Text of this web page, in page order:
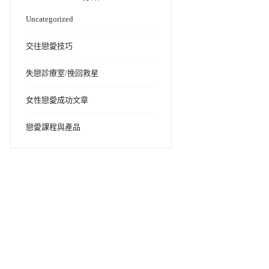
Uncategorized
交往戀愛技巧
失戀診療室/挽回救星
女性戀愛成功文章
戀愛課程與產品